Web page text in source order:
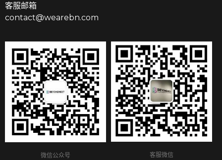
客服邮箱
contact@wearebn.com
微信公众号 客服微信